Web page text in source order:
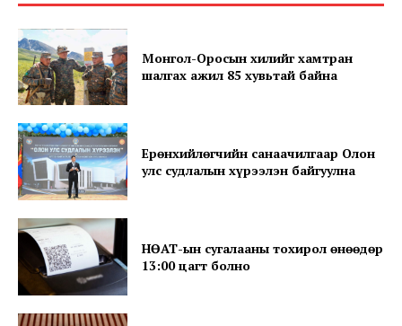
SUBSCRIBE NOW
Company
Монгол-Оросын хилийг хамтран
шалгах ажил 85 хувьтай байна
Ерөнхийлөгчийн санаачилгаар Олон
улс судлалын хүрээлэн байгуулна
НӨАТ-ын сугалааны тохирол өнөөдөр
13:00 цагт болно